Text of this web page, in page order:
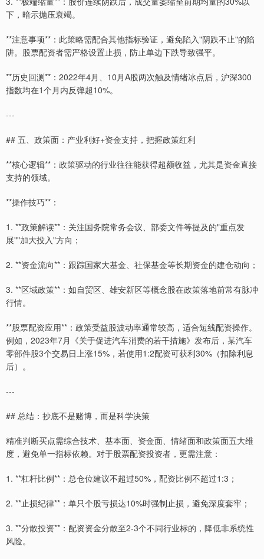
下，暗示抛压衰竭。
**注意事项**：此策略需配合其他指标验证，避免陷入"阴跌不止"的陷
阱。股票配资者需严格设置止损，防止单边下跌导致强平。
**历史回测**：2022年4月、10月A股两次触及情绪冰点后，沪深300
指数均在1个月内反弹超10%。
---
## 五、政策面：产业利好+资金支持，把握政策红利
**核心逻辑**：政策驱动的行业往往能获得超额收益，尤其是资金直接
支持的领域。
**操作技巧**：
1. **政策解读**：关注国务院常务会议、部委文件等提及的"重点发
展""加大投入"方向；
2. **资金流向**：跟踪国家大基金、社保基金等长期资金的建仓动向；
3. **区域政策**：如自贸区、雄安新区等概念股在政策落地前常有脉冲
行情。
**股票配资应用**：政策受益股波动率通常较高，适合短线配资操作。
例如，2023年7月《关于促进汽车消费的若干措施》发布后，某汽车
零部件股3个交易日上涨15%，若使用1:2配资可获利30%（扣除利息
后）。
---
## 总结：抄底不是赌博，而是科学决策
精准判断买点需综合技术、基本面、资金面、情绪面和政策面五大维
度，避免单一指标依赖。对于股票配资投资者，更需注意：
1. **杠杆比例**：总仓位建议不超过50%，配资比例不超过1:3；
2. **止损纪律**：单只个股亏损达10%时强制止损，避免深度套牢；
3. **分散投资**：配资资金分散至2-3个不同行业标的，降低非系统性
风险。